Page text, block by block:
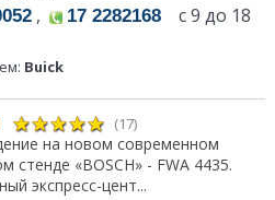
, 17 2282168 с 9 до 18
Buick
(17)
на новом современном
стенде «BOSCH» - FWA 4435.
экспресс-цент...